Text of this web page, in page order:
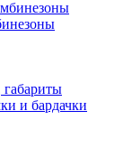
и бардачки